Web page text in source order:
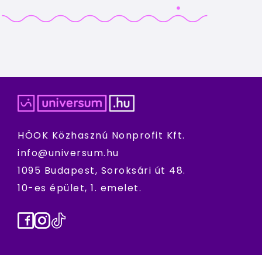
HÖOK Közhasznú Nonprofit Kft.
info@universum.hu
1095 Budapest, Soroksári út 48.
10-es épület, 1. emelet.
Facebook
Instagram
TikTok